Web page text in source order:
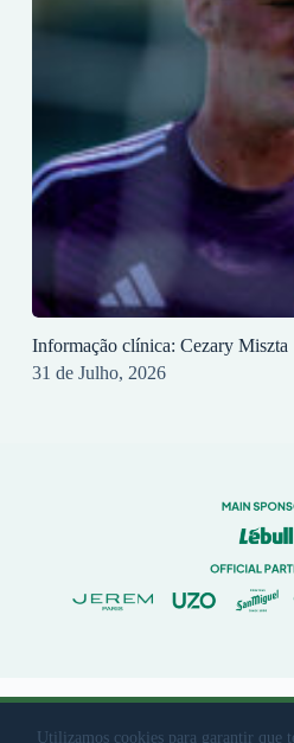
Utilizamos cookies para garantir que
Informação clínica: Cezary Miszta
31 de Julho, 2026
© 2023 Rio Ave Futebol Clube